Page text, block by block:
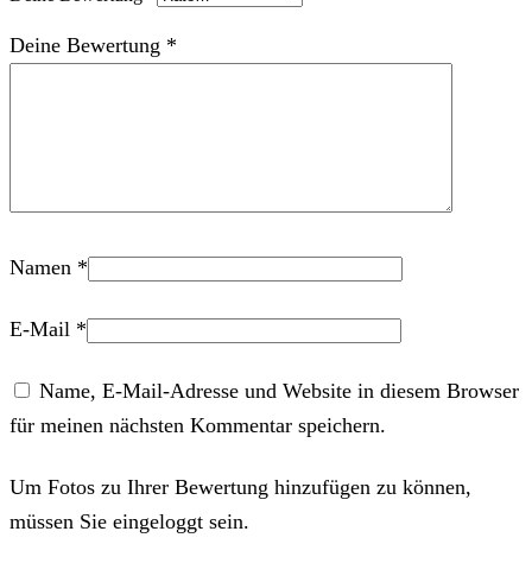
Deine Bewertung *
Namen *
E-Mail *
Name, E-Mail-Adresse und Website in diesem Browser
für meinen nächsten Kommentar speichern.
Um Fotos zu Ihrer Bewertung hinzufügen zu können,
müssen Sie eingeloggt sein.